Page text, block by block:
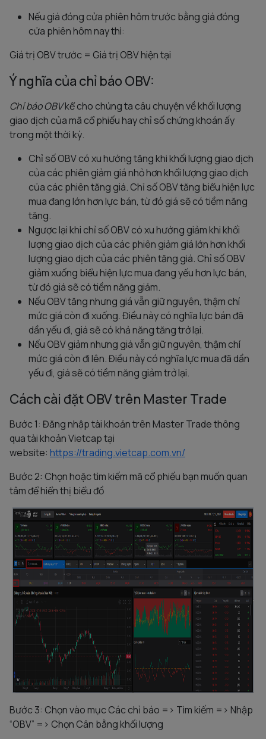
Nếu giá đóng cửa phiên hôm trước bằng giá đóng
cửa phiên hôm nay thì:
Giá trị OBV trước = Giá trị OBV hiện tại
Ý nghĩa của chỉ báo OBV:
Chỉ báo OBVkể cho chúng ta câu chuyện về khối lượng
giao dịch của mã cổ phiếu hay chỉ số chứng khoán ấy
trong một thời kỳ.
Chỉ số OBV có xu hướng tăng khi khối lượng giao dịch
của các phiên giảm giá nhỏ hơn khối lượng giao dịch
của các phiên tăng giá. Chỉ số OBV tăng biểu hiện lực
mua đang lớn hơn lực bán, từ đó giá sẽ có tiềm năng
tăng.
Ngược lại khi chỉ số OBV có xu hướng giảm khi khối
lượng giao dịch của các phiên giảm giá lớn hơn khối
lượng giao dịch của các phiên tăng giá. Chỉ số OBV
giảm xuống biểu hiện lực mua đang yếu hơn lực bán,
từ đó giá sẽ có tiềm năng giảm.
Nếu OBV tăng nhưng giá vẫn giữ nguyên, thậm chí
mức giá còn đi xuống. Điều này có nghĩa lực bán đã
dần yếu đi, giá sẽ có khả năng tăng trở lại.
Nếu OBV giảm nhưng giá vẫn giữ nguyên, thậm chí
mức giá còn đi lên. Điều này có nghĩa lực mua đã dần
yếu đi, giá sẽ có tiềm năng giảm trở lại.
Cách cài đặt OBV trên Master Trade
Bước 1: Đăng nhập tài khoản trên Master Trade thông
qua tài khoản Vietcap tại
website: https://trading.vietcap.com.vn/
Bước 2: Chọn hoặc tìm kiếm mã cổ phiếu bạn muốn quan
tâm để hiển thị biểu đồ
Bước 3: Chọn vào mục Các chỉ báo => Tìm kiếm => Nhập
“OBV” => Chọn Cân bằng khối lượng